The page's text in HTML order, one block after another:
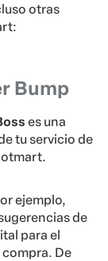
otras
Bump
es una
tu servicio de
ejemplo,
de
para el
compra. De